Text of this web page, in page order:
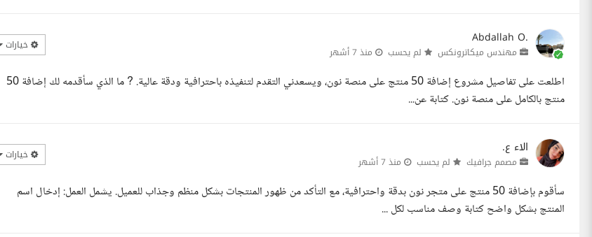
Abdallah O.
مهندس ميكاترونكس لم يحسب منذ 7 أشهر خيارات
اطلعت على تفاصيل مشروع إضافة 50 منتج على منصة نون، ويسعدني التقدم لتنفيذه باحترافية ودقة عالية. ? ما الذي سأقدمه لك إضافة 50
منتج بالكامل على منصة نون. كتابة عن...
الاء ع.
مصمم جرافيك لم يحسب منذ 7 أشهر خيارات
سأقوم بإضافة 50 منتج على متجر نون بدقة واحترافية، مع التأكد من ظهور المنتجات بشكل منظم وجذاب للعميل. يشمل العمل: إدخال اسم
المنتج بشكل واضح كتابة وصف مناسب لكل ...